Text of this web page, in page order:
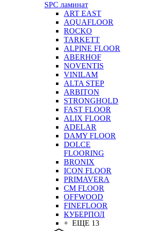
SPC ламинат
ART EAST
AQUAFLOOR
ROCKO
TARKETT
ALPINE FLOOR
ABERHOF
NOVENTIS
VINILAM
ALTA STEP
ARBITON
STRONGHOLD
FAST FLOOR
ALIX FLOOR
ADELAR
DAMY FLOOR
DOLCE
FLOORING
BRONIX
ICON FLOOR
PRIMAVERA
CM FLOOR
OFFWOOD
FINEFLOOR
КУБЕРПОЛ
+ ЕЩЕ 13